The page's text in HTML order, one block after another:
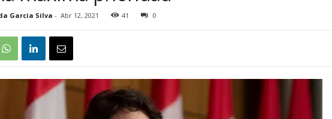
Garcia Silva - Abr 12, 2021 41 0